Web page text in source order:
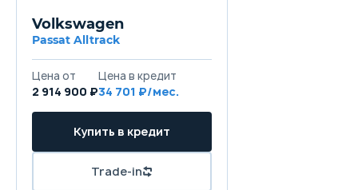
Volkswagen
Passat Alltrack
Цена от
2 914 900 ₽
Цена в кредит
34 701 ₽/мес.
Купить в кредит
Trade-in